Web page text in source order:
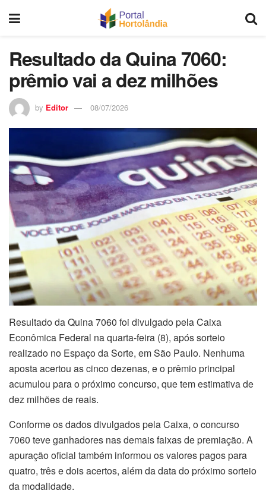
Resultado da Quina 7060:
prêmio vai a dez milhões
by Editor 08/07/2026
Resultado da Quina 7060 foi divulgado pela Caixa
Econômica Federal na quarta-feira (8), após sorteio
realizado no Espaço da Sorte, em São Paulo. Nenhuma
aposta acertou as cinco dezenas, e o prêmio principal
acumulou para o próximo concurso, que tem estimativa de
dez milhões de reais.
Conforme os dados divulgados pela Caixa, o concurso
7060 teve ganhadores nas demais faixas de premiação. A
apuração oficial também informou os valores pagos para
quatro, três e dois acertos, além da data do próximo sorteio
da modalidade.